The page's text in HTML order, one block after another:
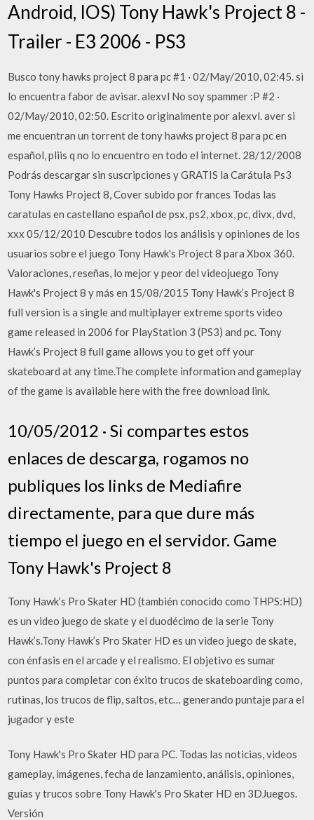
Android, IOS) Tony Hawk's Project 8 -
Trailer - E3 2006 - PS3
Busco tony hawks project 8 para pc #1 · 02/May/2010, 02:45. si
lo encuentra fabor de avisar. alexvl No soy spammer :P #2 ·
02/May/2010, 02:50. Escrito originalmente por alexvl. aver si
me encuentran un torrent de tony hawks project 8 para pc en
español, pliis q no lo encuentro en todo el internet. 28/12/2008
Podrás descargar sin suscripciones y GRATIS la Carátula Ps3
Tony Hawks Project 8, Cover subido por frances Todas las
caratulas en castellano español de psx, ps2, xbox, pc, divx, dvd,
xxx 05/12/2010 Descubre todos los análisis y opiniones de los
usuarios sobre el juego Tony Hawk's Project 8 para Xbox 360.
Valoraciones, reseñas, lo mejor y peor del videojuego Tony
Hawk's Project 8 y más en 15/08/2015 Tony Hawk’s Project 8
full version is a single and multiplayer extreme sports video
game released in 2006 for PlayStation 3 (PS3) and pc. Tony
Hawk’s Project 8 full game allows you to get off your
skateboard at any time.The complete information and gameplay
of the game is available here with the free download link.
10/05/2012 · Si compartes estos
enlaces de descarga, rogamos no
publiques los links de Mediafire
directamente, para que dure más
tiempo el juego en el servidor. Game
Tony Hawk's Project 8
Tony Hawk’s Pro Skater HD (también conocido como THPS:HD)
es un video juego de skate y el duodécimo de la serie Tony
Hawk’s.Tony Hawk’s Pro Skater HD es un video juego de skate,
con énfasis en el arcade y el realismo. El objetivo es sumar
puntos para completar con éxito trucos de skateboarding como,
rutinas, los trucos de flip, saltos, etc… generando puntaje para el
jugador y este
Tony Hawk's Pro Skater HD para PC. Todas las noticias, videos
gameplay, imágenes, fecha de lanzamiento, análisis, opiniones,
guías y trucos sobre Tony Hawk's Pro Skater HD en 3DJuegos.
Versión